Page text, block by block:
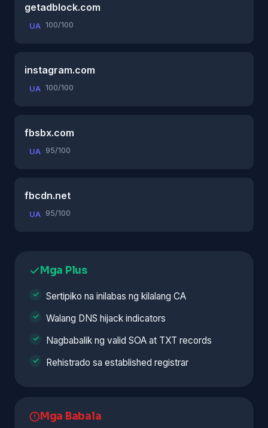
getadblock.com
UA 100/100
instagram.com
UA 100/100
fbsbx.com
UA 95/100
fbcdn.net
UA 95/100
Mga Plus
Sertipiko na inilabas ng kilalang CA
Walang DNS hijack indicators
Nagbabalik ng valid SOA at TXT records
Rehistrado sa established registrar
Mga Babala